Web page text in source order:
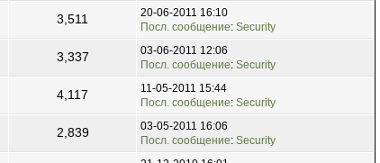
3,511
20-06-2011 16:10
Посл. сообщение: Security
3,337
03-06-2011 12:06
Посл. сообщение: Security
4,117
11-05-2011 15:44
Посл. сообщение: Security
2,839
03-05-2011 16:06
Посл. сообщение: Security